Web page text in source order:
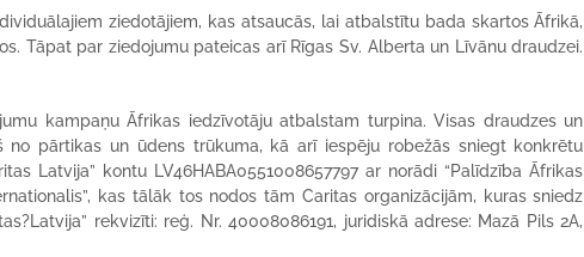
ziedotājiem, kas atsaucās, lai atbalstītu bada skartos Āfrikā,
Tāpat par ziedojumu pateicas arī Rīgas Sv. Alberta un Līvānu draudzei.
kampaņu Āfrikas iedzīvotāju atbalstam turpina. Visas draudzes un
pārtikas un ūdens trūkuma, kā arī iespēju robežās sniegt konkrētu
Latvija” kontu LV46HABA0551008657797 ar norādi “Palīdzība Āfrikas
kas tālāk tos nodos tām Caritas organizācijām, kuras sniedz
rekvizīti: reģ. Nr. 40008086191, juridiskā adrese: Mazā Pils 2A,